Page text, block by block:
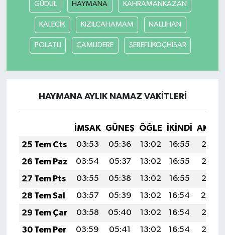
GÜDÜL HAYMANA KAHRAMANKAZAN
KALECİK KIZILCAHAMAM NALLIHAN
POLATLI ÇAMLIDERE ŞEREFLİKOÇHİSAR
HAYMANA AYLIK NAMAZ VAKITLERI
İMSAK GÜNEŞ ÖĞLE İKINDI
25 Tem Cts
03:53 05:36 13:02 16:55
20:17
26 Tem Paz
03:54 05:37 13:02 16:55
20:16
27 Tem Pts
03:55 05:38 13:02 16:55
20:15
28 Tem Sal
03:57 05:39 13:02 16:54
20:14
29 Tem Çar
03:58 05:40 13:02 16:54
20:13
30 Tem Per
03:59 05:41 13:02 16:54
20:12